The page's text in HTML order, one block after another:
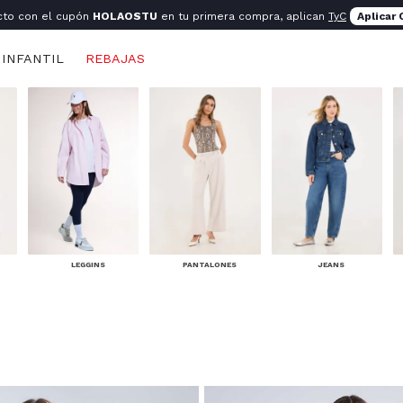
con el cupón HOLAOSTU en tu primera compra, aplican TyC Aplicar
INFANTIL REBAJAS
LEGGINS PANTALONES JEANS